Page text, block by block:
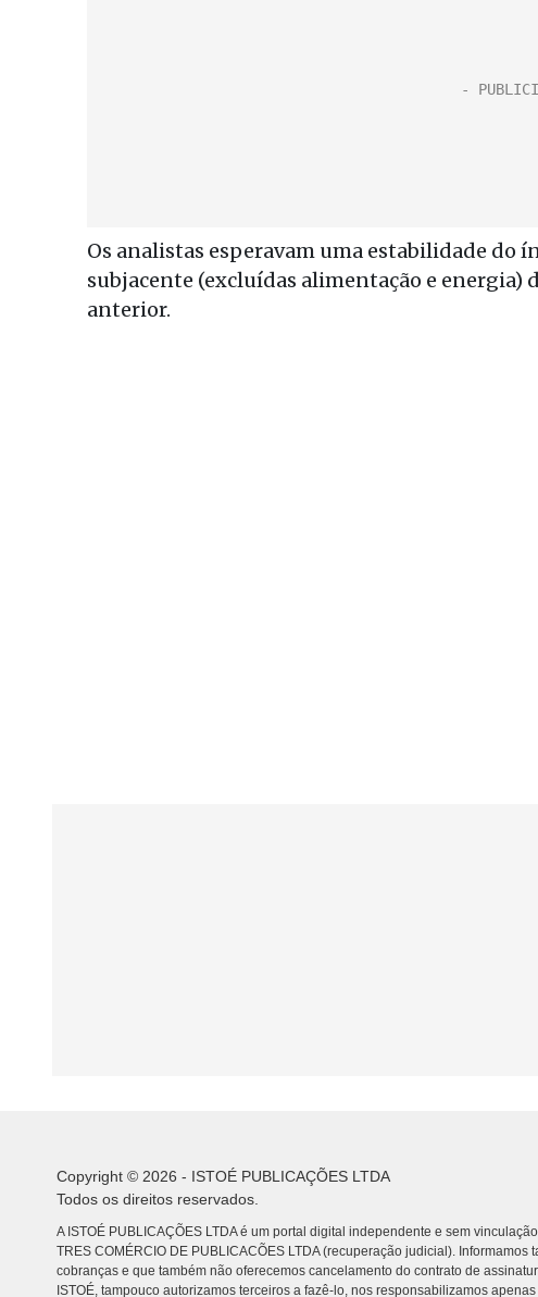
Os analistas esperavam uma estabilidade do
subjacente (excluídas alimentação e energia)
anterior.
Copyright © 2026 - ISTOÉ PUBLICAÇÕES LTDA
Todos os direitos reservados.
A ISTOÉ PUBLICAÇÕES LTDA é um portal digital independente e sem
TRES COMÉRCIO DE PUBLICACÕES LTDA (recuperação judicial). Informamos
cobranças e que também não oferecemos cancelamento do contrato de
ISTOÉ, tampouco autorizamos terceiros a fazê-lo, nos responsabilizamos